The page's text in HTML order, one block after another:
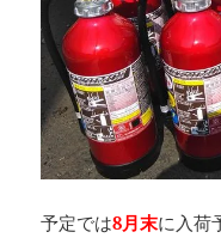
予定では8月末に入荷